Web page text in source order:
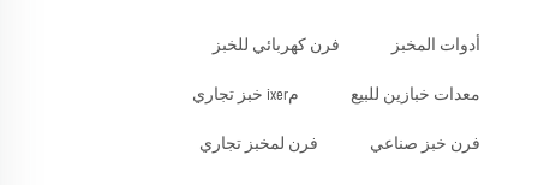
أدوات المخبز فرن كهربائي للخبز
معدات خبازين للبيع مixer خبز تجاري
فرن خبز صناعي فرن لمخبز تجاري